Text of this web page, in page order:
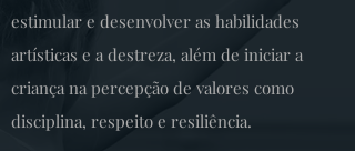
estimular e desenvolver as habilidades
artísticas e a destreza, além de iniciar a
criança na percepção de valores como
disciplina, respeito e resiliência.